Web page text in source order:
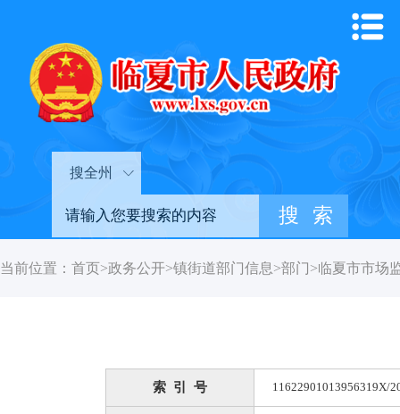
搜全州
当前位置： 首页>政务公开>镇街道部门信息>部门>临夏市市场
索 引 号 11622901013956319X/